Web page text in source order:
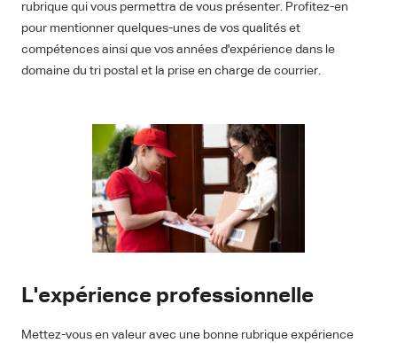
rubrique qui vous permettra de vous présenter. Profitez-en
pour mentionner quelques-unes de vos qualités et
compétences ainsi que vos années d'expérience dans le
domaine du tri postal et la prise en charge de courrier.
L'expérience professionnelle
Mettez-vous en valeur avec une bonne rubrique expérience